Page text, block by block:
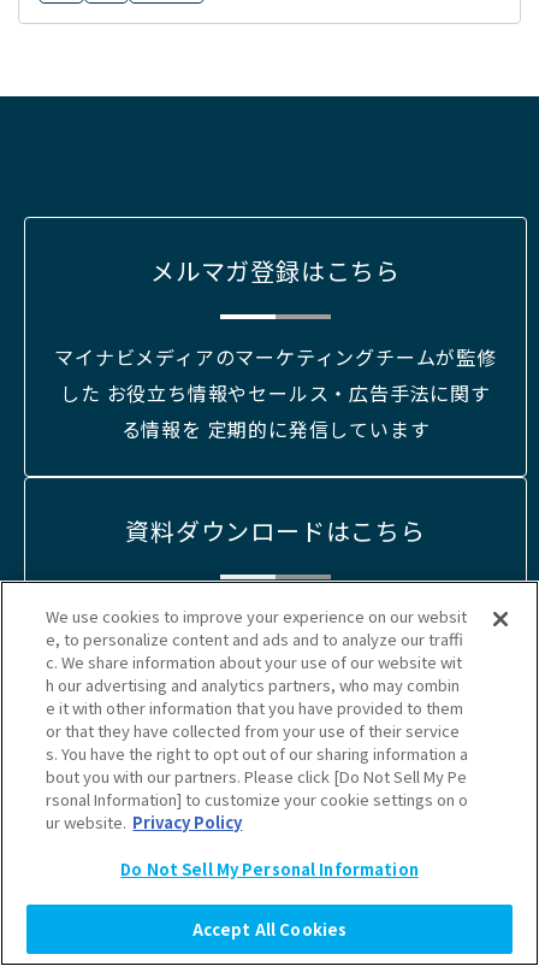
メルマガ登録はこちら
マイナビメディアのマーケティングチームが監修
した お役立ち情報やセールス・広告手法に関す
る情報を 定期的に発信しています
資料ダウンロードはこちら
メディア・企画の詳細については 媒体資料をご
確認ください
広告掲載やメディアに関するお問
い合わせはこちらから
We use cookies to improve your experience on our websit
e, to personalize content and ads and to analyze our traffi
c. We share information about your use of our website wit
h our advertising and analytics partners, who may combin
e it with other information that you have provided to them
or that they have collected from your use of their service
s. You have the right to opt out of our sharing information a
bout you with our partners. Please click [Do Not Sell My Pe
rsonal Information] to customize your cookie settings on o
ur website. Privacy Policy
Do Not Sell My Personal Information
Accept All Cookies